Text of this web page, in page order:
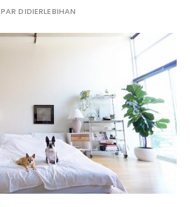
PARDIDIERLEBIHAN